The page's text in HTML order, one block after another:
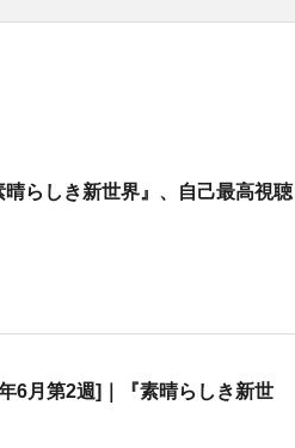
らしき新世界』、自己最高視聴
6月第2週]｜『素晴らしき新世